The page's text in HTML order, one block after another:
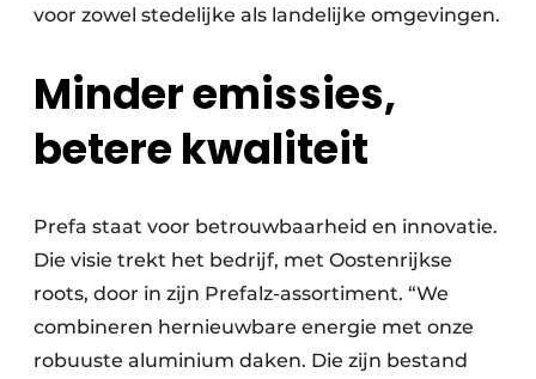
voor zowel stedelijke als landelijke omgevingen.
Minder emissies,
betere kwaliteit
Prefa staat voor betrouwbaarheid en innovatie.
Die visie trekt het bedrijf, met Oostenrijkse
roots, door in zijn Prefalz-assortiment. “We
combineren hernieuwbare energie met onze
robuuste aluminium daken. Die zijn bestand